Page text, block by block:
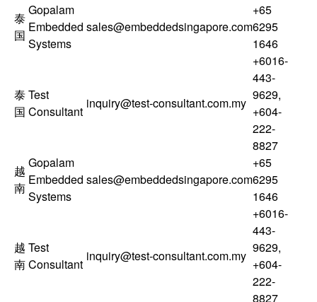
泰
国
Gopalam
Embedded
Systems
sales@embeddedsingapore.com
+65
6295
1646
泰
国
Test
Consultant
inquiry@test-consultant.com.my
+6016-
443-
9629,
+604-
222-
8827
越
南
Gopalam
Embedded
Systems
sales@embeddedsingapore.com
+65
6295
1646
越
南
Test
Consultant
inquiry@test-consultant.com.my
+6016-
443-
9629,
+604-
222-
8827